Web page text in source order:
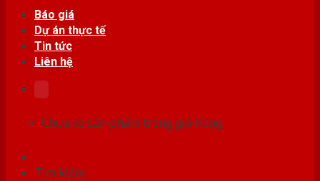
Báo giá
Dự án thực tế
Tin tức
Liên hệ
Chưa có sản phẩm trong giỏ hàng.
Tìm kiếm: